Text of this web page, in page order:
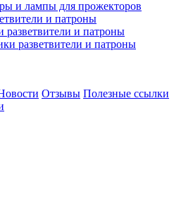
и патроны
разветвители и патроны
Отзывы Полезные ссылки